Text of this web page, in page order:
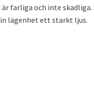
farliga och inte
lägenhet ett starkt ljus.